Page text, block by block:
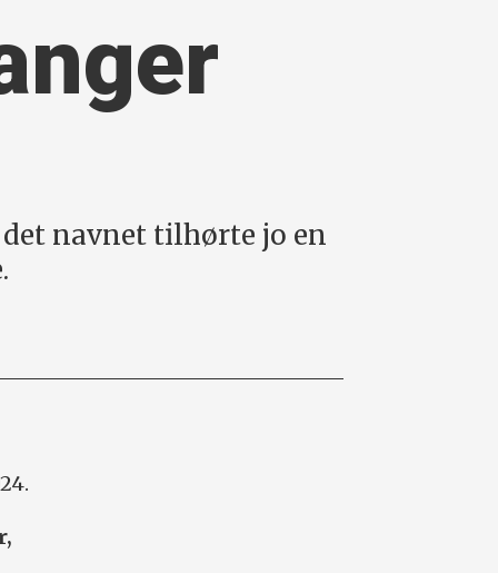
navnet tilhørte jo en